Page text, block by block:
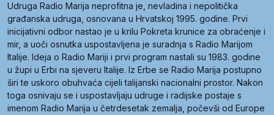
Udruga Radio Marija neprofitna je, nevladina i nepolitička
građanska udruga, osnovana u Hrvatskoj 1995. godine. Prvi
inicijativni odbor nastao je u krilu Pokreta krunice za obraćenje i
mir, a uoči osnutka uspostavljena je suradnja s Radio Marijom
Italije. Ideja o Radio Mariji i prvi program nastali su 1983. godine
u župi u Erbi na sjeveru Italije. Iz Erbe se Radio Marija postupno
širi te uskoro obuhvaća cijeli talijanski nacionalni prostor. Nakon
toga osnivaju se i uspostavljaju udruge i radijske postaje s
imenom Radio Marija u četrdesetak zemalja, počevši od Europe